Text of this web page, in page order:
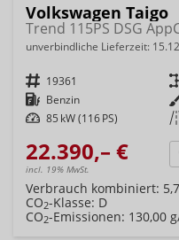
Volkswagen Taigo
unverbindliche Lieferzeit:
Fahrzeugnr. 19361
Kraftstoff Benzin
Leistung 85 kW (116 PS)
22.390,– €
incl. 19% MwSt.
Verbrauch kombiniert:
CO2-Klasse: D
CO2-Emissionen: 130,00